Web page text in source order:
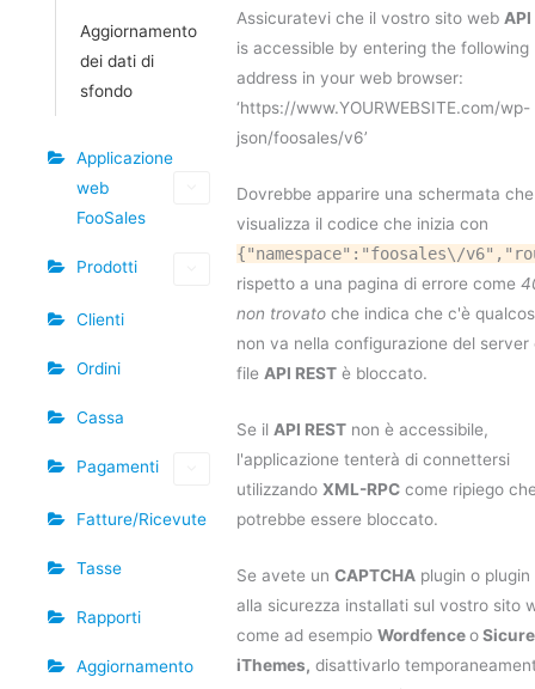
Aggiornamento
dei dati di
sfondo
Applicazione
web
FooSales
Prodotti
Clienti
Ordini
Cassa
Pagamenti
Fatture/Ricevute
Tasse
Rapporti
Aggiornamento
Assicuratevi che il vostro sito web API
is accessible by entering the following
address in your web browser:
‘https://www.YOURWEBSITE.com/wp-
json/foosales/v6’
Dovrebbe apparire una schermata che
visualizza il codice che inizia con
{"namespace":"foosales\/
rispetto a una pagina di errore come
non trovato che indica che c'è
non va nella configurazione del server
file API REST è bloccato.
Se il API REST non è accessibile,
l'applicazione tenterà di connettersi
utilizzando XML-RPC come ripiego
potrebbe essere bloccato.
Se avete un CAPTCHA plugin o
alla sicurezza installati sul vostro sito
come ad esempio Wordfenceo
iThemes, disattivarlo